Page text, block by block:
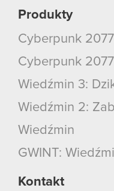
Produkty
Cyberpunk
Cyberpunk 2077
Wiedźmin 3:
Wiedźmin 2:
Wiedźmin
GWINT:
Kontakt